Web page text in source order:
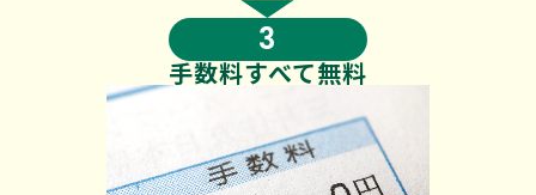
3
手数料すべて無料